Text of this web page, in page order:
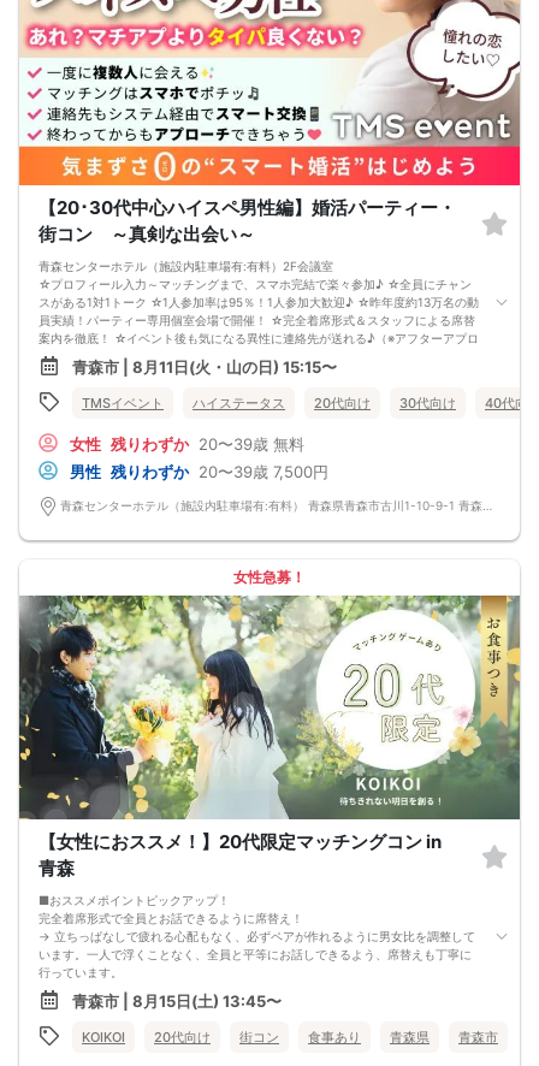
【20･30代中心ハイスペ男性編】婚活パーティー・
街コン ～真剣な出会い～
青森センターホテル（施設内駐車場有:有料）2F会議室
☆プロフィール入力～マッチングまで、スマホ完結で楽々参加♪ ☆全員にチャン
スがある1対1トーク ☆1人参加率は95％！1人参加大歓迎♪ ☆昨年度約13万名の動
員実績！パーティー専用個室会場で開催！ ☆完全着席形式＆スタッフによる席替
案内を徹底！ ☆イベント後も気になる異性に連絡先が送れる♪（※アフターアプロ
ーチ機能） スタッフの進行で全員の方とお話できるので、フリータイムで放置さ
れて人気の方と一度もお話できずに気が付いたらイベント終了・・・ということ
は一切ありません！ 【持ち物について】 ・ご本人様確認書類（無い場合はキャン
セル扱いとなります） ・最新版Google Chromeか最新版Safariを使用可能なスマ
関係上、カードスタイルに切り替えて催行する場合がございます。） ・なるべく
お釣銭がでないようご用意いただけますと幸いです。 【ご参加前にご確認くださ
い】 ・Wi-Fiの用意はありませんので、ネット環境が万全でない場合にはご参加い
ただけません。 ・充電器の貸し出しは行っておりません。 【ご来場に際して】
渋滞や駐車場満車による遅刻が増えております。お車でお越しになる場合は開始
青森市 | 8月11日(火・山の日) 15:15〜
TMSイベント ハイステータス 20代向け 30代向け 40代向
女性 残りわずか 20〜39歳 無料
男性 残りわずか 20〜39歳 7,500円
女性急募！
【女性におススメ！】20代限定マッチングコン in
青森
■おススメポイントピックアップ！
完全着席形式で全員とお話できるように席替え！
→ 立ちっぱなしで疲れる心配もなく、必ずペアが作れるように男女比を調整して
います。一人で浮くことなく、全員と平等にお話しできるよう、席替えも丁寧に
行っています。
会話を盛り上げるプロフィールシート！
→ 趣味や好みからスムーズに会話がスタート！「何を話そう…」と悩むことな
く、共通の話題で盛り上がれます。
自然なつながりをサポートするマッチングゲーム開催！
青森市 | 8月15日(土) 13:45〜
KOIKOI 20代向け 街コン 食事あり 青森県 青森市